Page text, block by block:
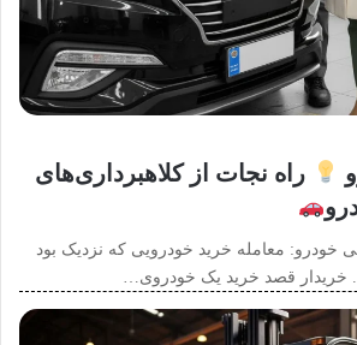
راه نجات از کلاهبرداری‌های
خودرو: معامله خرید خودرویی که نزدیک بود
خریدار قصد خرید یک خودروی…